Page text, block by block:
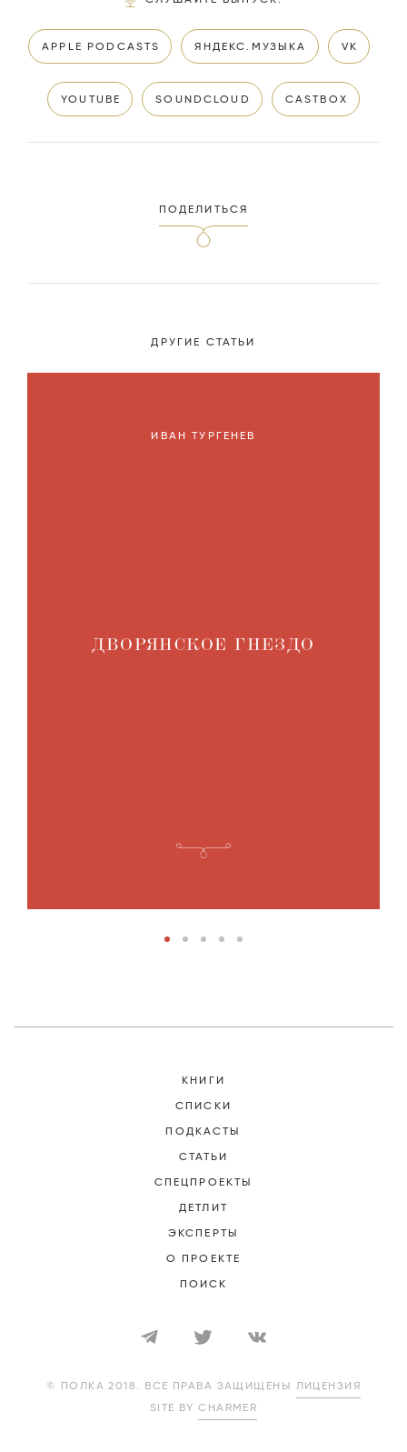
APPLE PODCASTS ЯНДЕКС.МУЗЫКА VK
YOUTUBE SOUNDCLOUD CASTBOX
ПОДЕЛИТЬСЯ
ДРУГИЕ СТАТЬИ
ИВАН ТУРГЕНЕВ
ДВОРЯНСКОЕ ГНЕЗДО
КНИГИ
СПИСКИ
ПОДКАСТЫ
СТАТЬИ
СПЕЦПРОЕКТЫ
ДЕТЛИТ
ЭКСПЕРТЫ
О ПРОЕКТЕ
ПОИСК
© ПОЛКА 2018. ВСЕ ПРАВА ЗАЩИЩЕНЫ
ЛИЦЕНЗИЯ
SITE BY CHARMER